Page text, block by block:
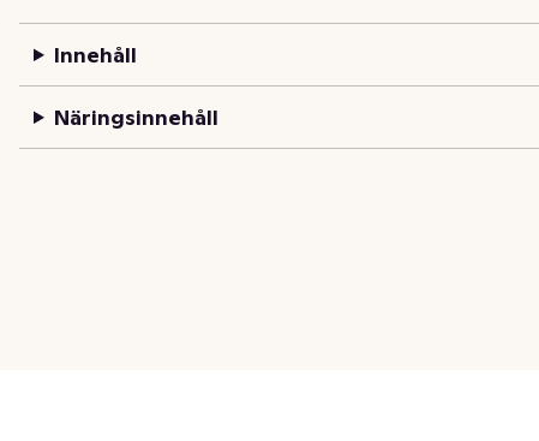
Innehåll
Näringsinnehåll